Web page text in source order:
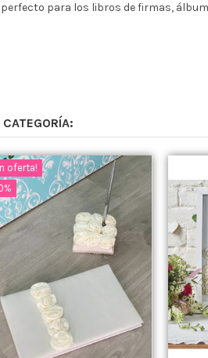
para los libros de firmas,
oferta!